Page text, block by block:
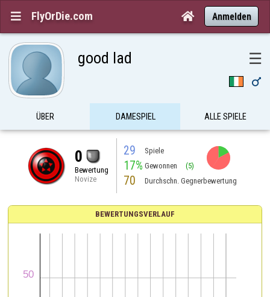
 FlyOrDie.com  Anmelden
good lad ☰

ÜBER DAMESPIEL ALLE SPIELE
0
Bewertung
Novize
29 Spiele
17% Gewonnen (5)
70 Durchschn. Gegnerbewertung
BEWERTUNGSVERLAUF